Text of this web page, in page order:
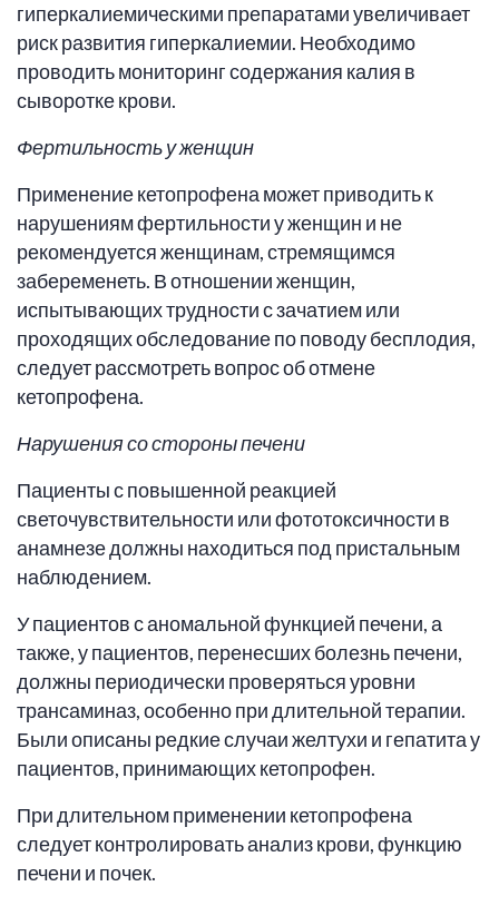
гиперкалиемическими препаратами увеличивает
риск развития гиперкалиемии. Необходимо
проводить мониторинг содержания калия в
сыворотке крови.
Фертильность у женщин
Применение кетопрофена может приводить к
нарушениям фертильности у женщин и не
рекомендуется женщинам, стремящимся
забеременеть. В отношении женщин,
испытывающих трудности с зачатием или
проходящих обследование по поводу бесплодия,
следует рассмотреть вопрос об отмене
кетопрофена.
Нарушения со стороны печени
Пациенты с повышенной реакцией
светочувствительности или фототоксичности в
анамнезе должны находиться под пристальным
наблюдением.
У пациентов с аномальной функцией печени, а
также, у пациентов, перенесших болезнь печени,
должны периодически проверяться уровни
трансаминаз, особенно при длительной терапии.
Были описаны редкие случаи желтухи и гепатита у
пациентов, принимающих кетопрофен.
При длительном применении кетопрофена
следует контролировать анализ крови, функцию
печени и почек.